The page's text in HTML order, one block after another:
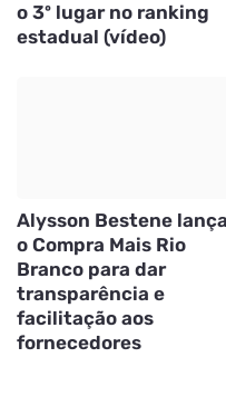
o 3º lugar no ranking
estadual (vídeo)
Alysson Bestene lança
o Compra Mais Rio
Branco para dar
transparência e
facilitação aos
fornecedores